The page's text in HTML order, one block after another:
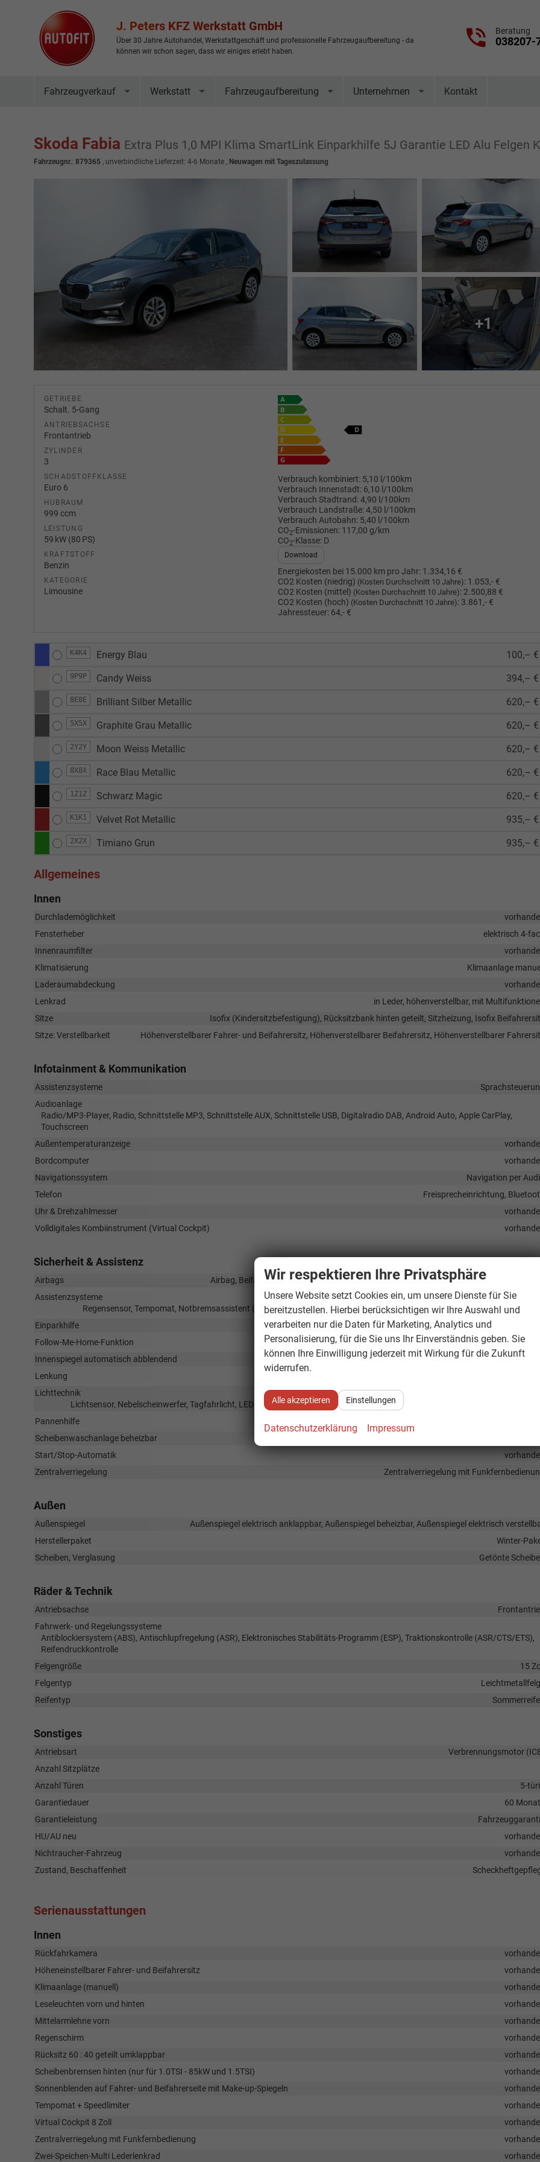
J. Peters KFZ Werkstatt GmbH
Über 30 Jahre Autohandel, Werkstattgeschäft und professionelle Fahrzeugaufbereitung - da
können wir schon sagen, dass wir einiges erlebt haben.
Beratung
038207-
Fahrzeugverkauf Werkstatt Fahrzeugaufbereitung Unternehmen Kontakt
Skoda Fabia Extra Plus 1,0 MPI Klima SmartLink Einparkhilfe 5J Garantie LED Alu Felgen
Fahrzeugnr.: 879365 , unverbindliche Lieferzeit: 4-6 Monate , Neuwagen mit Tageszulassung
+1
GETRIEBE
Schalt. 5-Gang
ANTRIEBSACHSE
Frontantrieb
ZYLINDER
3
SCHADSTOFFKLASSE
Euro 6
HUBRAUM
999 ccm
LEISTUNG
59 kW (80 PS)
KRAFTSTOFF
Benzin
KATEGORIE
Limousine
Verbrauch kombiniert: 5,10 l/100km
Verbrauch Innenstadt: 6,10 l/100km
Verbrauch Stadtrand:4,90 l/100km
Verbrauch Landstraße:4,50 l/100km
Verbrauch Autobahn: 5,40 l/100km
CO2-Emissionen: 117,00 g/km
CO2-Klasse: D
Download
Energiekosten bei 15.000 km pro Jahr: 1.334,16 €
CO2 Kosten (niedrig) (Kosten Durchschnitt 10 Jahre): 1.053,- €
CO2 Kosten (mittel) (Kosten Durchschnitt 10 Jahre): 2.500,88 €
CO2 Kosten (hoch) (Kosten Durchschnitt 10 Jahre): 3.861,- €
Jahressteuer: 64,- €
K4K4 Energy Blau 100,– €
9P9P Candy Weiss 394,– €
8E8E Brilliant Silber Metallic 620,– €
5X5X Graphite Grau Metallic 620,– €
2Y2Y Moon Weiss Metallic 620,– €
8X8X Race Blau Metallic 620,– €
1Z1Z Schwarz Magic 620,– €
K1K1 Velvet Rot Metallic 935,– €
2X2X Timiano Grun 935,– €
Allgemeines
Innen
Durchlademöglichkeit
Fensterheber
elektrisch 4-
Innenraumfilter
Klimatisierung
Klimaanlage
Laderaumabdeckung
Lenkrad
in Leder, höhenverstellbar, mit
Sitze
Isofix (Kindersitzbefestigung), Rücksitzbank hinten geteilt, Sitzheizung, Isofix
Sitze: Verstellbarkeit
Höhenverstellbarer Fahrer- und Beifahrersitz, Höhenverstellbarer Beifahrersitz, Höhenverstellbarer
Infotainment & Kommunikation
Assistenzsysteme
Audioanlage
Radio/MP3-Player, Radio, Schnittstelle MP3, Schnittstelle AUX, Schnittstelle USB, Digitalradio DAB, Android Auto, Apple CarPlay,
Touchscreen
Außentemperaturanzeige
Bordcomputer
Navigationssystem
Navigation per
Telefon
Freisprecheinrichtung,
Uhr & Drehzahlmesser
Volldigitales Kombiinstrument (Virtual Cockpit)
Sicherheit & Assistenz
Airbags
Airbag, Beifahrerairbag abschaltbar, Seitenairbags Vorne, Vorhangairbag, Beifahrerairbag
Assistenzsysteme
Regensensor, Tempomat, Notbremsassistent (City-Safety), Spurhalteassistent, Müdigkeitserkennungs-Sensor, Notrufsystem
Einparkhilfe
Park Distance Control hinten, Rückfahrkamera
Follow-Me-Home-Funktion
vorhanden
Innenspiegel automatisch abblendend
vorhanden
Lenkung
Lichttechnik
Lichtsensor, Nebelscheinwerfer, Tagfahrlicht, LED-Rückleuchten, LED-Scheinwerfer, Voll-LED Scheinwerfer, Teil-LED Scheinwerfer
Pannenhilfe
Scheibenwaschanlage beheizbar
Start/Stop-Automatik
Zentralverriegelung
Zentralverriegelung mit
Außen
Außenspiegel
Außenspiegel elektrisch anklappbar, Außenspiegel beheizbar, Außenspiegel elektrisch
Herstellerpaket
Winter-
Scheiben, Verglasung
Getönte
Räder & Technik
Antriebsachse
Fahrwerk- und Regelungssysteme
Antiblockiersystem (ABS), Antischlupfregelung (ASR), Elektronisches Stabilitäts-Programm (ESP), Traktionskontrolle (ASR/CTS/ETS),
Reifendruckkontrolle
Felgengröße
15 Zoll
Felgentyp
Reifentyp
Sonstiges
Antriebsart
Verbrennungsmotor
Anzahl Sitzplätze
Anzahl Türen
5-
Garantiedauer
60
Garantieleistung
HU/AU neu
Nichtraucher-Fahrzeug
Zustand, Beschaffenheit
Serienausstattungen
Innen
Rückfahrkamera
Höheneinstellbarer Fahrer- und Beifahrersitz
Klimaanlage (manuell)
Leseleuchten vorn und hinten
Mittelarmlehne vorn
Regenschirm
Rücksitz 60 : 40 geteilt umklappbar
Scheibenbremsen hinten (nur für 1.0TSI - 85kW und 1.5TSI)
Sonnenblenden auf Fahrer- und Beifahrerseite mit Make-up-Spiegeln
Tempomat + Speedlimiter
Virtual Cockpit 8 Zoll
Zentralverriegelung mit Funkfernbedienung
Zwei-Speichen-Multi Lederlenkrad
Wir respektieren Ihre Privatsphäre
Unsere Website setzt Cookies ein, um unsere Dienste für Sie
bereitzustellen. Hierbei berücksichtigen wir Ihre Auswahl und
verarbeiten nur die Daten für Marketing, Analytics und
Personalisierung, für die Sie uns Ihr Einverständnis geben. Sie
können Ihre Einwilligung jederzeit mit Wirkung für die Zukunft
widerrufen.
Alle akzeptieren Einstellungen
Datenschutzerklärung Impressum